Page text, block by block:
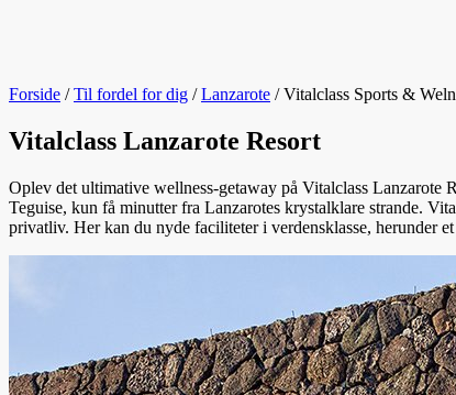
Forside /Til fordel for dig /Lanzarote /Vitalclass Sports &
Vitalclass Lanzarote Resort
Oplev det ultimative wellness-getaway på Vitalclass Lanzarote
Teguise, kun få minutter fra Lanzarotes krystalklare strande.
privatliv. Her kan du nyde faciliteter i verdensklasse, herunder